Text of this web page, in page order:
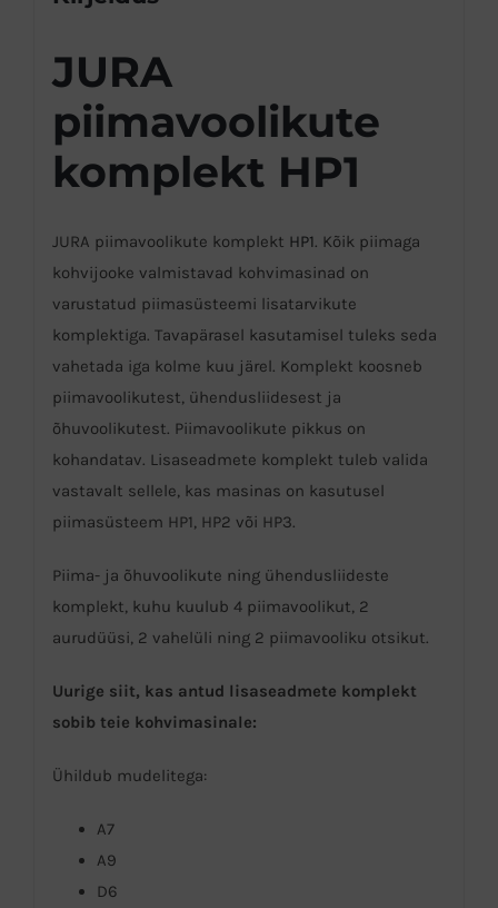
JURA
piimavoolikute
komplekt HP1
JURA piimavoolikute komplekt HP1. Kõik piimaga
kohvijooke valmistavad kohvimasinad on
varustatud piimasüsteemi lisatarvikute
komplektiga. Tavapärasel kasutamisel tuleks seda
vahetada iga kolme kuu järel. Komplekt koosneb
piimavoolikutest, ühendusliidesest ja
õhuvoolikutest. Piimavoolikute pikkus on
kohandatav. Lisaseadmete komplekt tuleb valida
vastavalt sellele, kas masinas on kasutusel
piimasüsteem HP1, HP2 või HP3.
Piima- ja õhuvoolikute ning ühendusliideste
komplekt, kuhu kuulub 4 piimavoolikut, 2
aurudüüsi, 2 vahelüli ning 2 piimavooliku otsikut.
Uurige siit, kas antud lisaseadmete komplekt
sobib teie kohvimasinale:
Ühildub mudelitega:
A7
A9
D6